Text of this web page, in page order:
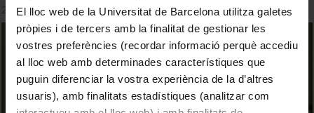
El lloc web de la Universitat de Barcelona utilitza galetes
pròpies i de tercers amb la finalitat de gestionar les
vostres preferències (recordar informació perquè accediu
al lloc web amb determinades característiques que
puguin diferenciar la vostra experiència de la d’altres
usuaris), amb finalitats estadístiques (analitzar com
22 September, 2017